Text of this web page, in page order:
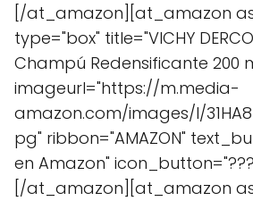
[/at_amazon][at_amazon
type="box" title="VICHY
Champú Redensificante 200
imageurl="https://m.media-
amazon.com/images/I/
pg" ribbon="AMAZON"
en Amazon"
[/at_amazon][at_amazon